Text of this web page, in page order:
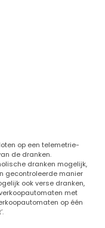
op een telemetrie-
de dranken.
dranken mogelijk,
gecontroleerde manier
ook verse dranken,
met
op één